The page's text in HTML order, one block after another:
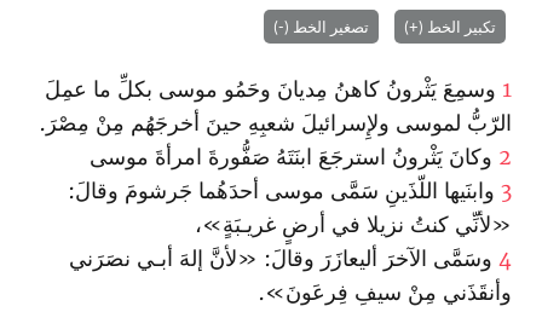
تكبير الخط (+) تصغير الخط (-)
1 وسمِعَ يَثْرونُ كاهنُ مِديانَ وحَمُو موسى بكلِّ ما عمِلَ
الرّبُّ لموسى ولإِسرائيلَ شعبِهِ حينَ أخرجَهُم مِنْ مِصْرَ.
2 وكانَ يَثْرونُ ا‏سترجَعَ ا‏بنَتَهُ صَفُّورةَ ا‏مرأةَ موسى
3 وا‏بنَيها‌ اللّذَينِ سَمَّى موسى أحدَهُما جَرشومَ‌ وقالَ:
«لأنِّي كنتُ نزيلا في أرضٍ غريـبَةٍ»،
4 وسَمَّى الآخرَ أليعازَرَ‌ وقالَ: «لأنَّ إلهَ أبـي نصَرَني
وأنقَذَني مِنْ سيفِ فِرعَونَ».